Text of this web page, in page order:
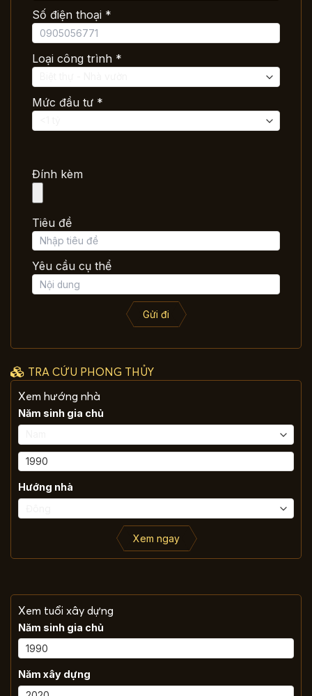
Số điện thoại *
Loại công trình *
Mức đầu tư *
Đính kèm
Tiêu đề
Yêu cầu cụ thể
Gửi đi
TRA CỨU PHONG THỦY
Xem hướng nhà
Năm sinh gia chủ
Hướng nhà
Xem ngay
Xem tuổi xây dựng
Năm sinh gia chủ
Năm xây dựng